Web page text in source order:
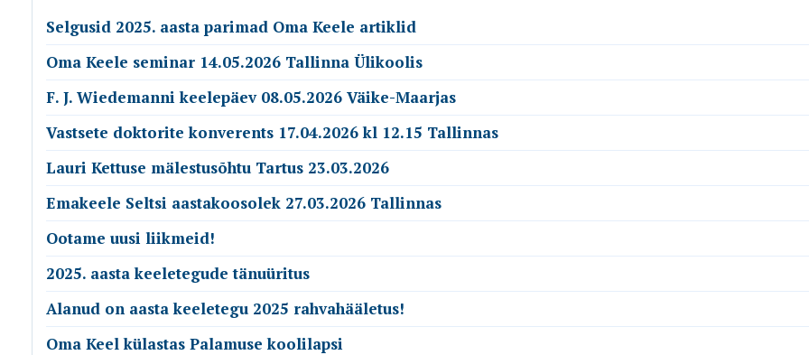
Selgusid 2025. aasta parimad Oma Keele artiklid
Oma Keele seminar 14.05.2026 Tallinna Ülikoolis
F. J. Wiedemanni keelepäev 08.05.2026 Väike-Maarjas
Vastsete doktorite konverents 17.04.2026 kl 12.15 Tallinnas
Lauri Kettuse mälestusõhtu Tartus 23.03.2026
Emakeele Seltsi aastakoosolek 27.03.2026 Tallinnas
Ootame uusi liikmeid!
2025. aasta keeletegude tänuüritus
Alanud on aasta keeletegu 2025 rahvahääletus!
Oma Keel külastas Palamuse koolilapsi